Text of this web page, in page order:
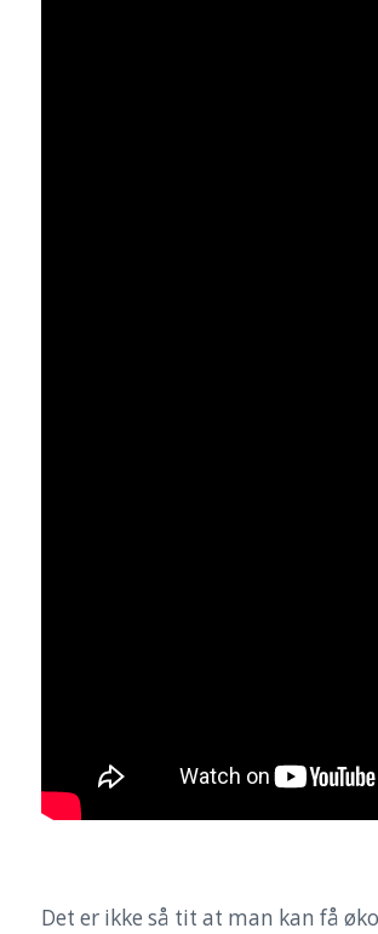
Det er ikke så tit at man kan få